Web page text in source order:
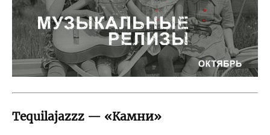
Tequilajazzz — «Камни»